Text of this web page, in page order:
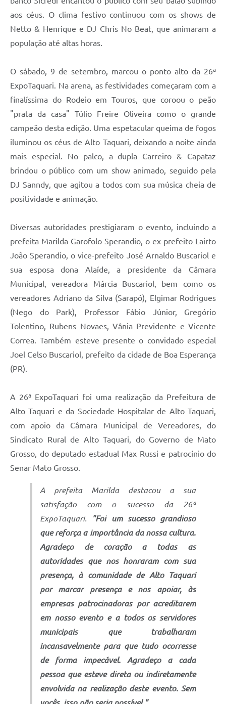
aos céus. O clima festivo continuou com os shows de
Netto & Henrique e DJ Chris No Beat, que animaram a
população até altas horas.
O sábado, 9 de setembro, marcou o ponto alto da 26ª
ExpoTaquari. Na arena, as festividades começaram com a
finalíssima do Rodeio em Touros, que coroou o peão
"prata da casa" Túlio Freire Oliveira como o grande
campeão desta edição. Uma espetacular queima de fogos
iluminou os céus de Alto Taquari, deixando a noite ainda
mais especial. No palco, a dupla Carreiro & Capataz
brindou o público com um show animado, seguido pela
DJ Sanndy, que agitou a todos com sua música cheia de
positividade e animação.
Diversas autoridades prestigiaram o evento, incluindo a
prefeita Marilda Garofolo Sperandio, o ex-prefeito Lairto
João Sperandio, o vice-prefeito José Arnaldo Buscariol e
sua esposa dona Alaíde, a presidente da Câmara
Municipal, vereadora Márcia Buscariol, bem como os
vereadores Adriano da Silva (Sarapó), Elgimar Rodrigues
(Nego do Park), Professor Fábio Júnior, Gregório
Tolentino, Rubens Novaes, Vânia Previdente e Vicente
Correa. Também esteve presente o convidado especial
Joel Celso Buscariol, prefeito da cidade de Boa Esperança
(PR).
A 26ª ExpoTaquari foi uma realização da Prefeitura de
Alto Taquari e da Sociedade Hospitalar de Alto Taquari,
com apoio da Câmara Municipal de Vereadores, do
Sindicato Rural de Alto Taquari, do Governo de Mato
Grosso, do deputado estadual Max Russi e patrocínio do
Senar Mato Grosso.
A prefeita Marilda destacou a sua
satisfação com o sucesso da 26ª
ExpoTaquari.
"Foi um sucesso grandioso
que reforça a importância da nossa cultura.
Agradeço de coração a todas as
autoridades que nos honraram com sua
presença, à comunidade de Alto Taquari
por marcar presença e nos apoiar, às
empresas patrocinadoras por acreditarem
em nosso evento e a todos os servidores
municipais que trabalharam
incansavelmente para que tudo ocorresse
de forma impecável. Agradeço a cada
pessoa que esteve direta ou indiretamente
envolvida na realização deste evento. Sem